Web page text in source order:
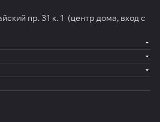
пр. 31 к. 1 (центр дома, вход с